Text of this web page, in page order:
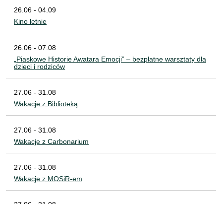
26.06 - 04.09
Kino letnie
26.06 - 07.08
„Piaskowe Historie Awatara Emocji” – bezpłatne warsztaty dla
dzieci i rodziców
27.06 - 31.08
Wakacje z Biblioteką
27.06 - 31.08
Wakacje z Carbonarium
27.06 - 31.08
Wakacje z MOSiR-em